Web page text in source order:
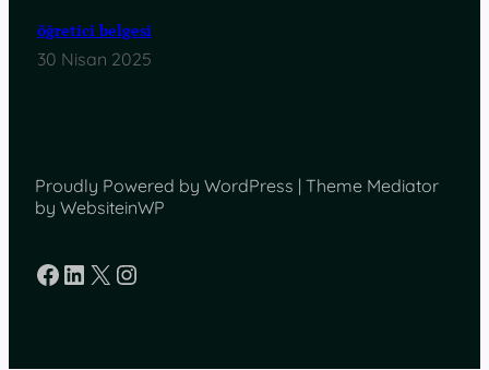
öğretici belgesi
30 Nisan 2025
Proudly Powered by WordPress | Theme Mediator
by WebsiteinWP
Facebook
LinkedIn
X Instagram